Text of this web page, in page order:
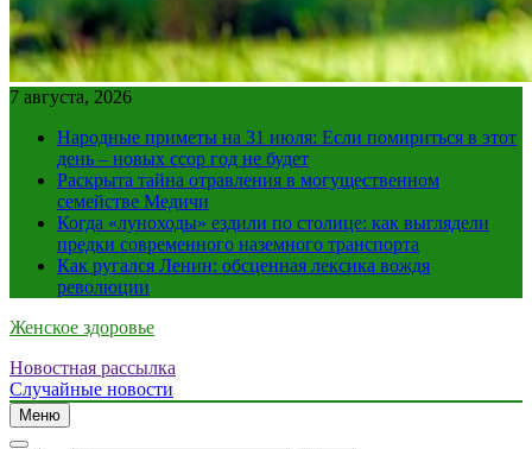
7 августа, 2026
Народные приметы на 31 июля: Если помириться в этот
день – новых ссор год не будет
Раскрыта тайна отравления в могущественном
семействе Медичи
Когда «луноходы» ездили по столице: как выглядели
предки современного наземного транспорта
Как ругался Ленин: обсценная лексика вождя
революции
Женское здоровье
Новостная рассылка
Случайные новости
Меню